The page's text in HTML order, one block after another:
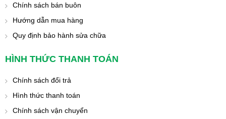
Chính sách bán buôn
Hướng dẫn mua hàng
Quy định bảo hành sửa chữa
HÌNH THỨC THANH TOÁN
Chính sách đổi trả
Hình thức thanh toán
Chính sách vận chuyển